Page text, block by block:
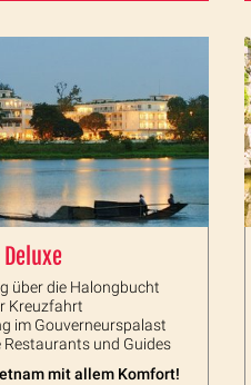
über die Halongbucht
Kreuzfahrt
im Gouverneurspalast
und Guides
mit allem Komfort!